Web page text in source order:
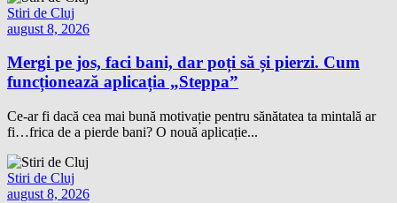
Stiri de Cluj
august 8, 2026
Mergi pe jos, faci bani, dar poți să și pierzi. Cum
funcționează aplicația „Steppa”
Ce-ar fi dacă cea mai bună motivație pentru sănătatea ta mintală ar
fi…frica de a pierde bani? O nouă aplicație...
Stiri de Cluj
august 8, 2026